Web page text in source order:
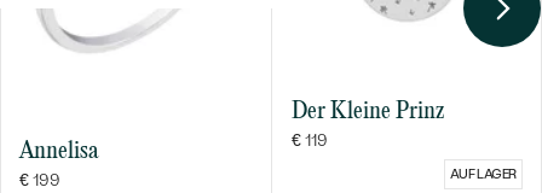
Annelisa
€ 199
Der Kleine Prinz
€ 119
AUF LAGER